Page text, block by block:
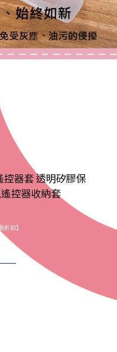
器套 透明矽膠保
控器收納套
扣】
折】